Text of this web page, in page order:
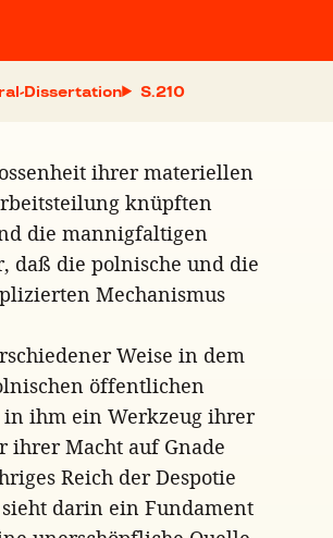
Dissertation S.
ihrer materiellen
knüpften
die mannigfaltigen
daß die polnische und die
Mechanismus
Weise in dem
öffentlichen
in ihm ein Werkzeug ihrer
ihrer Macht auf Gnade
Reich der Despotie
darin ein Fundament